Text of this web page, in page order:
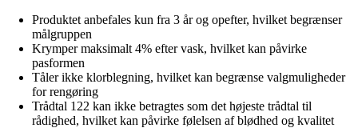
Produktet anbefales kun fra 3 år og opefter, hvilket begrænser
målgruppen
Krymper maksimalt 4% efter vask, hvilket kan påvirke
pasformen
Tåler ikke klorblegning, hvilket kan begrænse valgmuligheder
for rengøring
Trådtal 122 kan ikke betragtes som det højeste trådtal til
rådighed, hvilket kan påvirke følelsen af blødhed og kvalitet